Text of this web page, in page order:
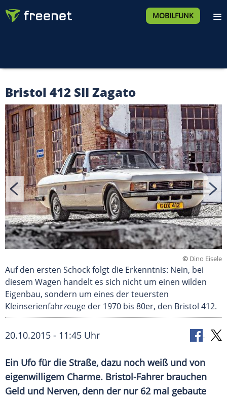
MOBILFUNK
Bristol 412 SII Zagato
© Dino Eisele
Auf den ersten Schock folgt die Erkenntnis: Nein, bei
diesem Wagen handelt es sich nicht um einen wilden
Eigenbau, sondern um eines der teuersten
Kleinserienfahrzeuge der 1970 bis 80er, den Bristol 412.
20.10.2015 - 11:45 Uhr
Ein Ufo für die Straße, dazu noch weiß und von
eigenwilligem Charme. Bristol-Fahrer brauchen
Geld und Nerven, denn der nur 62 mal gebaute